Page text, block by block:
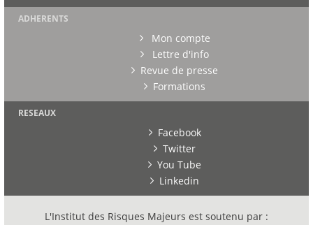
ADHERENTS
Mon compte
Lettre d'info
Revue de presse
Formations
RESEAUX
Facebook
Twitter
You Tube
Linkedin
L'Institut des Risques Majeurs est soutenu par :